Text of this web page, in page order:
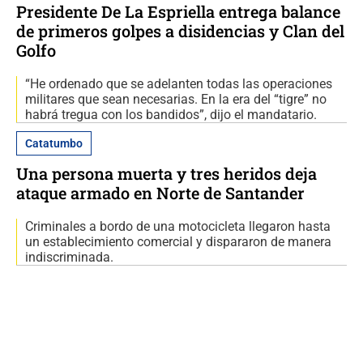
Presidente De La Espriella entrega balance
de primeros golpes a disidencias y Clan del
Golfo
“He ordenado que se adelanten todas las operaciones
militares que sean necesarias. En la era del “tigre” no
habrá tregua con los bandidos”, dijo el mandatario.
Catatumbo
Una persona muerta y tres heridos deja
ataque armado en Norte de Santander
Criminales a bordo de una motocicleta llegaron hasta
un establecimiento comercial y dispararon de manera
indiscriminada.